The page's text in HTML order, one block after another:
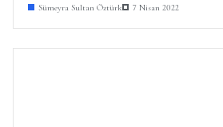
Sümeyra Sultan Öztürk 7 Nisan 2022